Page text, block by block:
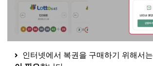
인터넷에서 복권을 구매하기 위해서는